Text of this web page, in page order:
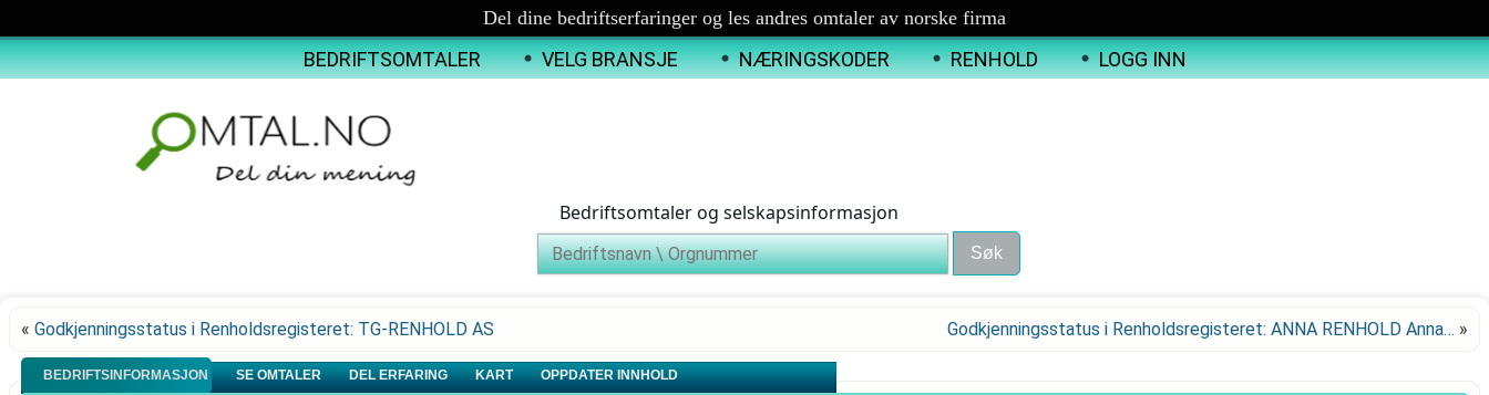
Del dine bedriftserfaringer og les andres omtaler av norske firma
BEDRIFTSOMTALER VELG BRANSJE NÆRINGSKODER RENHOLD LOGG INN
Bedriftsomtaler og selskapsinformasjon
« Godkjenningsstatus i Renholdsregisteret: TG-RENHOLD AS Godkjenningsstatus i Renholdsregisteret: ANNA RENHOLD Anna… »
BEDRIFTSINFORMASJON SE OMTALER DEL ERFARING KART OPPDATER INNHOLD